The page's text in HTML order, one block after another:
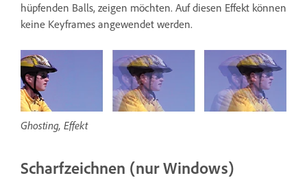
hüpfenden Balls, zeigen möchten. Auf diesen Effekt können
keine Keyframes angewendet werden.
Ghosting, Effekt
Scharfzeichnen (nur Windows)